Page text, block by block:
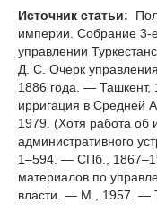
Источник статьи:
империи. Собрание
управлении
Д. С. Очерк
1886 года. — Ташкент,
ирригация в Средней
1979. (Хотя работа об
административного
1–594. — СПб.,
материалов по
власти. — М., 1957. —